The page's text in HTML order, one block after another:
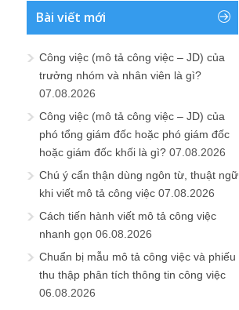
Bài viết mới
Công việc (mô tả công việc – JD) của
trưởng nhóm và nhân viên là gì?
07.08.2026
Công việc (mô tả công việc – JD) của
phó tổng giám đốc hoặc phó giám đốc
hoặc giám đốc khối là gì? 07.08.2026
Chú ý cẩn thận dùng ngôn từ, thuật ngữ
khi viết mô tả công việc 07.08.2026
Cách tiến hành viết mô tả công việc
nhanh gọn 06.08.2026
Chuẩn bị mẫu mô tả công việc và phiếu
thu thập phân tích thông tin công việc
06.08.2026